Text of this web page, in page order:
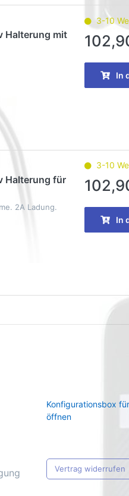
Halterung mit
3-10
In
Halterung für
2A Ladung.
3-10
In
Konfigurationsbox
öffnen
Vertrag widerrufen